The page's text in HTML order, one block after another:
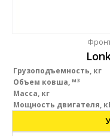
Грузоподъемность, кг
Объем ковша, м3
Масса, кг
Мощность двигателя,